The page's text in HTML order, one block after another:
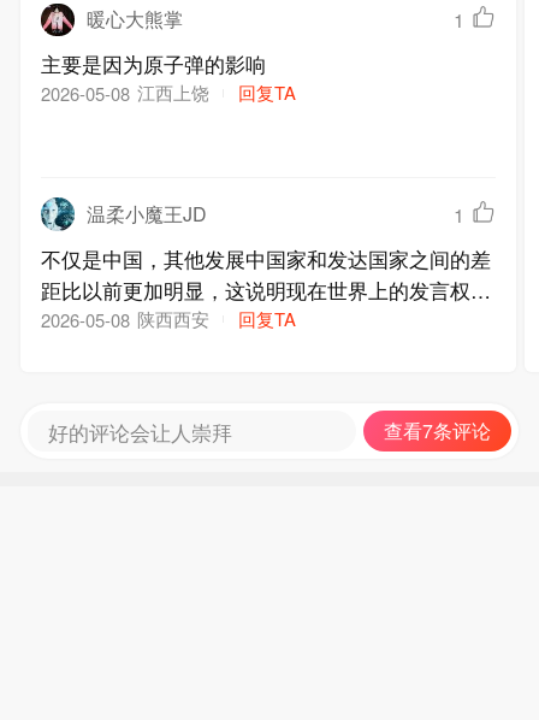
暖心大熊掌 1
主要是因为原子弹的影响
2026-05-08 江西上饶 回复TA
温柔小魔王JD 1
不仅是中国，其他发展中国家和发达国家之间的差
距比以前更加明显，这说明现在世界上的发言权还
是被欧美等发达国家所掌控
2026-05-08 陕西西安 回复TA
好的评论会让人崇拜 查看7条评论